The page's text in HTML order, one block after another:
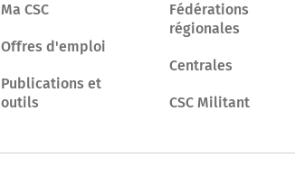
Ma CSC
Offres d'emploi
Publications et
outils
Fédérations
régionales
Centrales
CSC Militant